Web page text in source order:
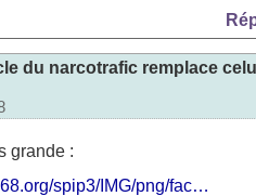
du narcotrafic remplace
grande :
spip3/IMG/png/fac…